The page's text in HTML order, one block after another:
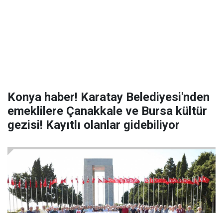
Konya haber! Karatay Belediyesi'nden
emeklilere Çanakkale ve Bursa kültür
gezisi! Kayıtlı olanlar gidebiliyor